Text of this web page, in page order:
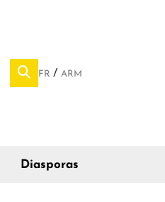
FR ARM
Diasporas